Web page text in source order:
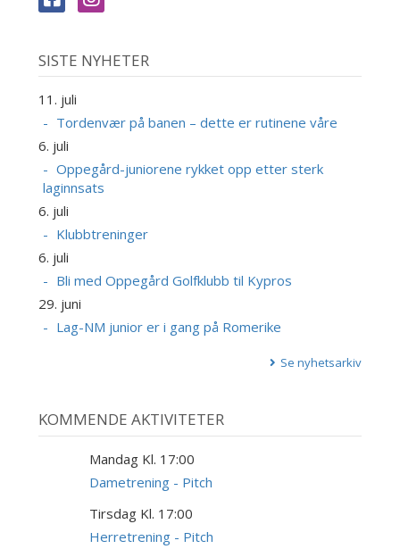
SISTE NYHETER
11. juli
Tordenvær på banen – dette er rutinene våre
6. juli
Oppegård-juniorene rykket opp etter sterk
laginnsats
6. juli
Klubbtreninger
6. juli
Bli med Oppegård Golfklubb til Kypros
29. juni
Lag-NM junior er i gang på Romerike
Se nyhetsarkiv
KOMMENDE AKTIVITETER
Mandag Kl. 17:00
Dametrening - Pitch
Tirsdag Kl. 17:00
Herretrening - Pitch